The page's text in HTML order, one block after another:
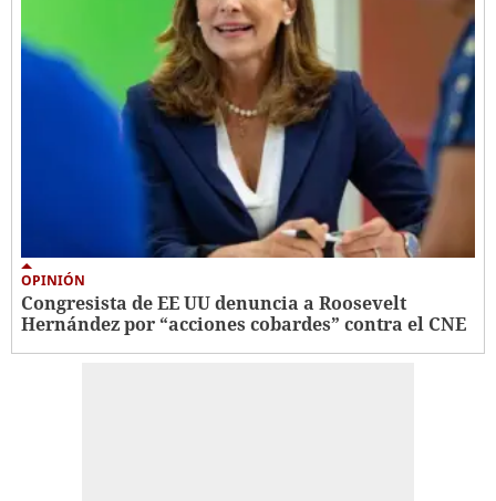
OPINIÓN
Congresista de EE UU denuncia a Roosevelt
Hernández por “acciones cobardes” contra el CNE